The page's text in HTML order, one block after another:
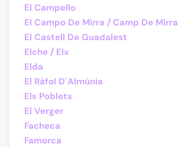
El Campello
El Campo De Mirra / Camp De Mirra
El Castell De Guadalest
Elche / Elx
Elda
El Ràfol D´Almúnia
Els Poblets
El Verger
Facheca
Famorca